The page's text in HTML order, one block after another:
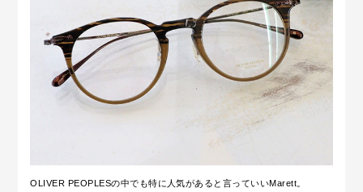
OLIVER PEOPLESの中でも特に人気があると言っていいMarett。